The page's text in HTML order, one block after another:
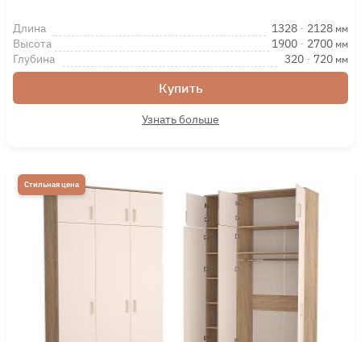
Длина 1328 - 2128 мм
Высота 1900 - 2700 мм
Глубина 320 - 720 мм
Купить
Узнать больше
Стильная цена